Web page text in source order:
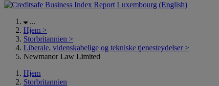
Luxembourg (English)
...
Hjem >
Storbritannien >
Liberale, videnskabelige og tekniske tjenesteydelser >
Newmanor Law Limited
Hjem
Storbritannien